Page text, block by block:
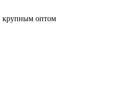
крупным оптом